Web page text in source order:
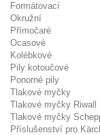
Formátovací
Okružní
Přímočaré
Ocasové
Kolébkové
Pily kotoučové
Ponorné pily
Tlakové myčky
Tlakové myčky Riwall
Tlakové myčky
Příslušenství pro